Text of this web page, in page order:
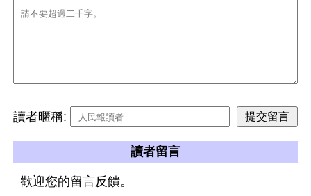
讀者暱稱:
讀者留言
歡迎您的留言反饋。